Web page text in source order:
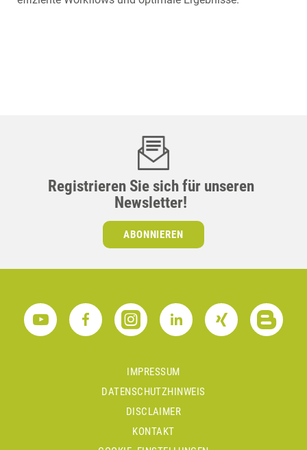
Registrieren Sie sich für unseren
Newsletter!
ABONNIEREN
IMPRESSUM
DATENSCHUTZHINWEIS
DISCLAIMER
KONTAKT